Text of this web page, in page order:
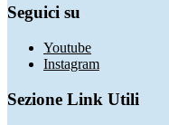
Seguici su
Youtube
Instagram
Sezione Link Utili